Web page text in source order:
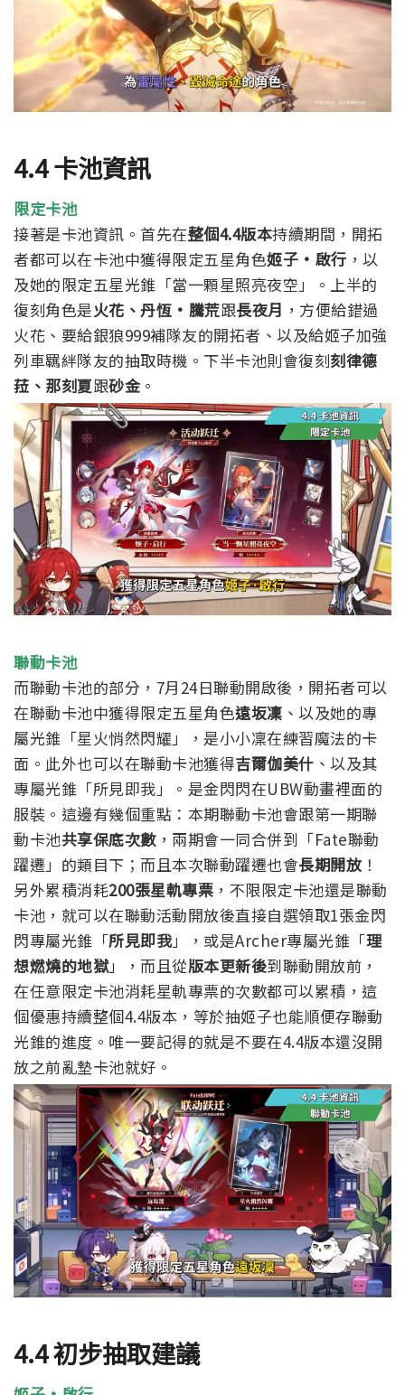
4.4 卡池資訊
限定卡池
接著是卡池資訊。首先在整個4.4版本持續期間，開拓
者都可以在卡池中獲得限定五星角色姬子·啟行 ，以
及她的限定五星光錐「當一顆星照亮夜空」。 上半的
復刻角色是火花、丹恆·騰荒跟長夜月 ，方便給錯過
火花、要給銀狼999補隊友的開拓者、以及給姬子加強
列車羈絆隊友的抽取時機。 下半卡池則會復刻刻律德
菈、那刻夏跟砂金。
聯動卡池
而聯動卡池的部分，7月24日聯動開啟後，開拓者可以
在聯動卡池中獲得限定五星角色遠坂凜 、以及她的專
屬光錐「星火悄然閃耀」，是小小凜在練習魔法的卡
面。 此外也可以在聯動卡池獲得吉爾伽美什 、以及其
專屬光錐「所見即我」。是金閃閃在UBW動畫裡面的
服裝。 這邊有幾個重點：本期聯動卡池會跟第一期聯
動卡池共享保底次數，兩期會一同合併到「Fate聯動
躍遷」的類目下；而且本次聯動躍遷也會長期開放 ！
另外累積消耗200張星軌專票 ，不限限定卡池還是聯動
卡池，就可以在聯動活動開放後直接自選領取1張金閃
閃專屬光錐「所見即我」，或是Archer專屬光錐「理
想燃燒的地獄」，而且從版本更新後到聯動開放前，
在任意限定卡池消耗星軌專票的次數都可以累積，這
個優惠持續整個4.4版本，等於抽姬子也能順便存聯動
光錐的進度。唯一要記得的就是不要在4.4版本還沒開
放之前亂墊卡池就好。
4.4 初步抽取建議